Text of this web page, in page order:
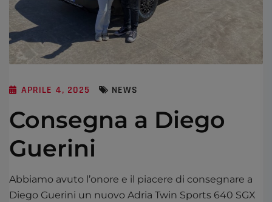
APRILE 4, 2025 NEWS
Consegna a Diego
Guerini
Abbiamo avuto l’onore e il piacere di consegnare a
Diego Guerini un nuovo Adria Twin Sports 640 SGX